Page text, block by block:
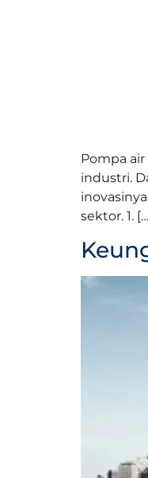
Pompa
industri.
sektor. 1.